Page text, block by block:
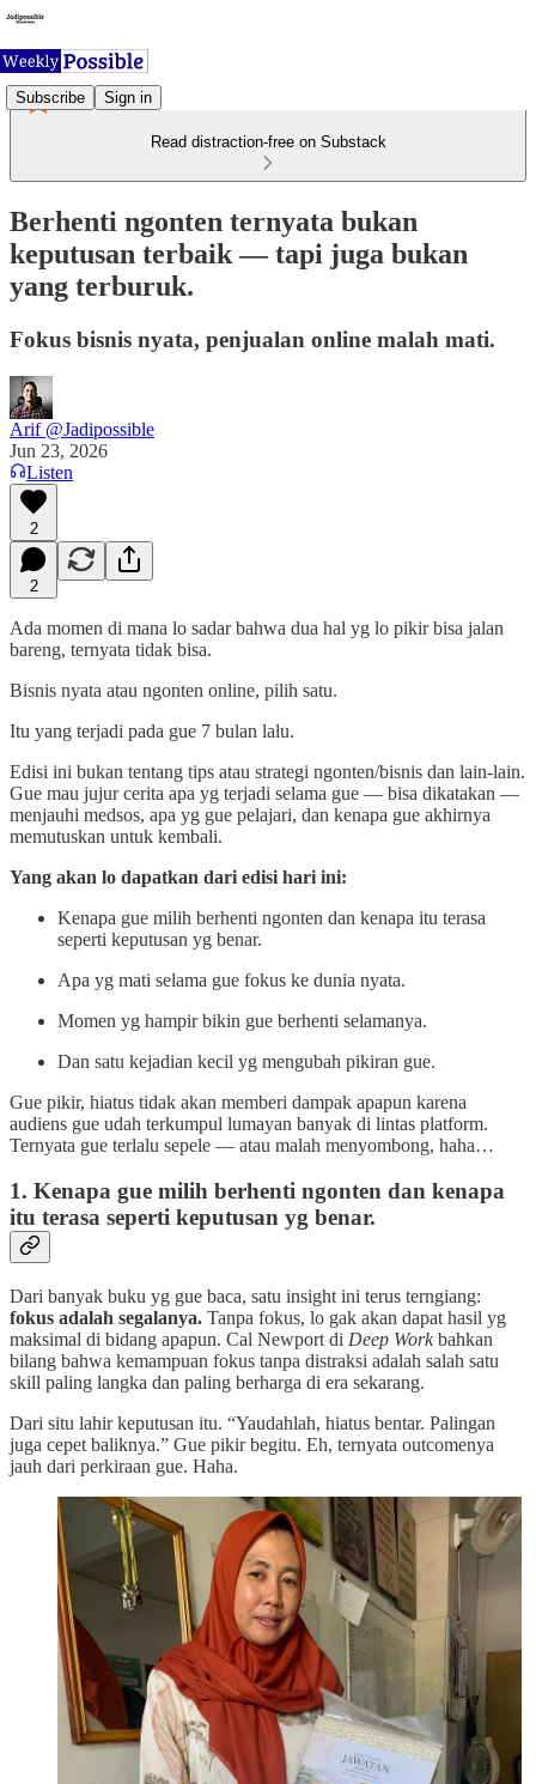
Subscribe Sign in
Read distraction-free on Substack
Berhenti ngonten ternyata bukan
keputusan terbaik — tapi juga bukan
yang terburuk.
Fokus bisnis nyata, penjualan online malah mati.
Arif @Jadipossible
Jun 23, 2026
Listen
2
2
Ada momen di mana lo sadar bahwa dua hal yg lo pikir bisa jalan
bareng, ternyata tidak bisa.
Bisnis nyata atau ngonten online, pilih satu.
Itu yang terjadi pada gue 7 bulan lalu.
Edisi ini bukan tentang tips atau strategi ngonten/bisnis dan lain-lain.
Gue mau jujur cerita apa yg terjadi selama gue — bisa dikatakan —
menjauhi medsos, apa yg gue pelajari, dan kenapa gue akhirnya
memutuskan untuk kembali.
Yang akan lo dapatkan dari edisi hari ini:
Kenapa gue milih berhenti ngonten dan kenapa itu terasa
seperti keputusan yg benar.
Apa yg mati selama gue fokus ke dunia nyata.
Momen yg hampir bikin gue berhenti selamanya.
Dan satu kejadian kecil yg mengubah pikiran gue.
Gue pikir, hiatus tidak akan memberi dampak apapun karena
audiens gue udah terkumpul lumayan banyak di lintas platform.
Ternyata gue terlalu sepele — atau malah menyombong, haha…
1. Kenapa gue milih berhenti ngonten dan kenapa
itu terasa seperti keputusan yg benar.
Dari banyak buku yg gue baca, satu insight ini terus terngiang:
fokus adalah segalanya. Tanpa fokus, lo gak akan dapat hasil yg
maksimal di bidang apapun. Cal Newport di Deep Workbahkan
bilang bahwa kemampuan fokus tanpa distraksi adalah salah satu
skill paling langka dan paling berharga di era sekarang.
Dari situ lahir keputusan itu. “Yaudahlah, hiatus bentar. Palingan
juga cepet baliknya.” Gue pikir begitu. Eh, ternyata outcomenya
jauh dari perkiraan gue. Haha.